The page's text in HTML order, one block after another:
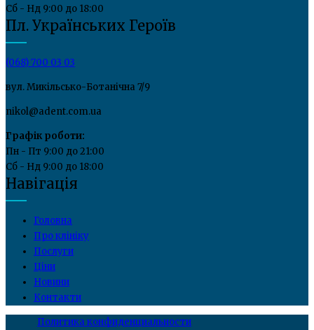
Сб - Нд 9:00 до 18:00
Пл. Українських Героїв
(068) 700 03 03
вул. Микільсько-Ботанічна 7/9
nikol@adent.com.ua
Графік роботи:
Пн - Пт 9:00 до 21:00
Сб - Нд 9:00 до 18:00
Навігація
Головна
Про клініку
Послуги
Ціни
Новини
Контакти
Политика конфиденциальности